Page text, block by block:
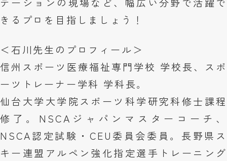
きるプロを目指しましょう！
＜石川先生のプロフィール＞
信州スポーツ医療福祉専門学校 学校長、スポ
ーツトレーナー学科 学科長。
仙台大学大学院スポーツ科学研究科修士課程
修了。NSCAジャパンマスターコーチ、
NSCA認定試験・CEU委員会委員。長野県ス
キー連盟アルペン強化指定選手トレーニング